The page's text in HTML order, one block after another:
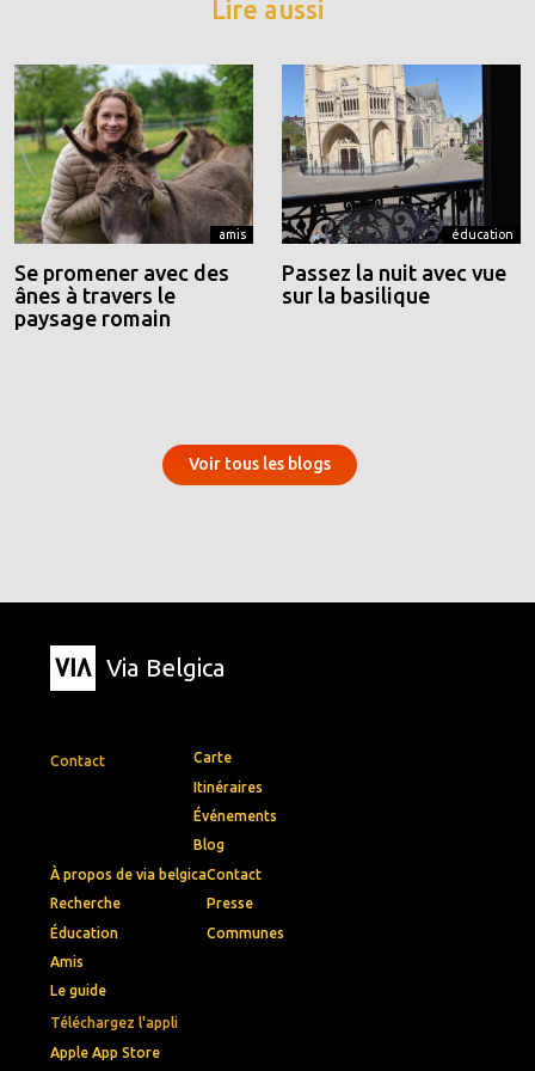
Lire aussi
amis
Se promener avec des
ânes à travers le
paysage romain
éducation
Passez la nuit avec vue
sur la basilique
Voir tous les blogs
Via Belgica
Contact
Téléchargez l'appli
Apple App Store
Carte
Itinéraires
Événements
Blog
À propos de via belgica
Recherche
Éducation
Amis
Le guide
Contact
Presse
Communes